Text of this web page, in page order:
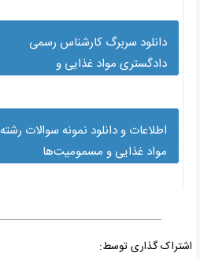
دانلود سربرگ کارشناس رسمی
دادگستری مواد غذایی و
اطلاعات و دانلود نمونه سوالات رشته
مواد غذایی و مسمومیت‌ها
اشتراک گذاری توسط: